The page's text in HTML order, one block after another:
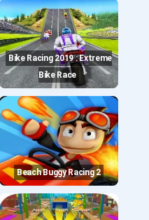
Bike Racing 2019 : Extreme
Bike Race
Beach Buggy Racing 2